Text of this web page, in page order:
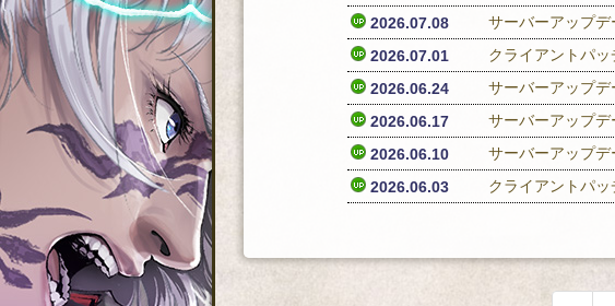
2026.07.08
サーバーアップデ
2026.07.01
クライアントパッ
2026.06.24
サーバーアップデ
2026.06.17
サーバーアップデ
2026.06.10
サーバーアップデ
2026.06.03
クライアントパッ